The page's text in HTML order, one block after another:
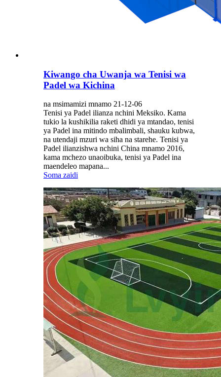
Kiwango cha Uwanja wa Tenisi wa
Padel wa Kichina
na msimamizi mnamo 21-12-06
Tenisi ya Padel ilianza nchini Meksiko. Kama
tukio la kushikilia raketi dhidi ya mtandao, tenisi
ya Padel ina mitindo mbalimbali, shauku kubwa,
na utendaji mzuri wa siha na starehe. Tenisi ya
Padel ilianzishwa nchini China mnamo 2016,
kama mchezo unaoibuka, tenisi ya Padel ina
maendeleo mapana...
Soma zaidi